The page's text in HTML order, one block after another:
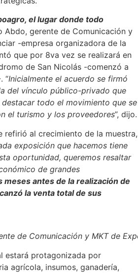
el lugar donde todo
Abdo, gerente de Comunicación y
-empresa organizadora de la
que por 8va vez se realizará en
de San Nicolás -comenzó a
“Inicialmente el acuerdo se firmó
del vínculo público-privado que
todo el movimiento que se
el turismo y los proveedores”, dijo.
refirió al crecimiento de la muestra,
exposición que hacemos tiene
oportunidad, queremos resaltar
de grandes
meses antes de la realización de
la venta total de sus
de Comunicación y MKT de
estará protagonizada por
agrícola, insumos, ganadería,